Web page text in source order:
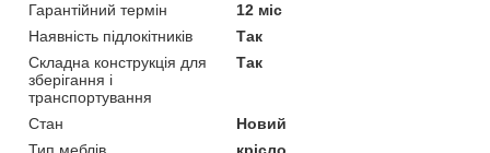
Гарантійний термін
12 міс
Наявність підлокітників
Так
Складна конструкція для
зберігання і
транспортування
Так
Стан
Новий
Тип меблів
крісло